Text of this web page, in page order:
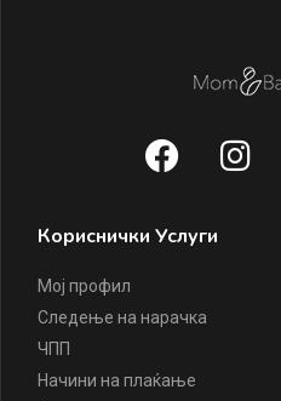
Кориснички Услуги
Мој профил
Следење на нарачка
ЧПП
Начини на плаќање